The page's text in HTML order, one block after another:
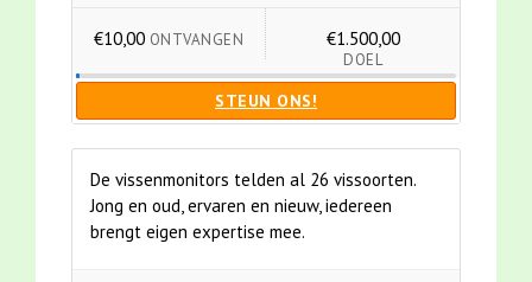
€10,00 ONTVANGEN €1.500,00
DOEL
STEUN ONS!
De vissenmonitors telden al 26 vissoorten.
Jong en oud, ervaren en nieuw, iedereen
brengt eigen expertise mee.